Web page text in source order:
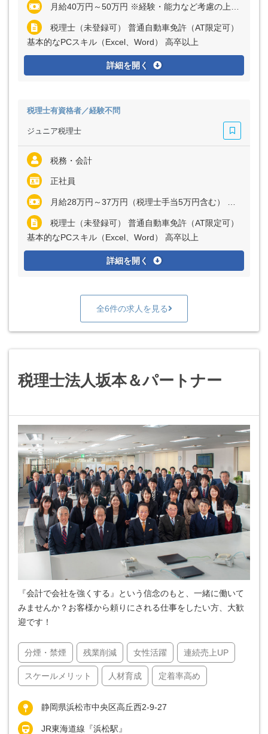
月給40万円～50万円 ※経験・能力など考慮の上、決定いたします ※残業代は全額支給
税理士（未登録可） 普通自動車免許（AT限定可）
基本的なPCスキル（Excel、Word） 高卒以上
詳細を開く
税理士有資格者／経験不問
ジュニア税理士
税務・会計
正社員
月給28万円～37万円（税理士手当5万円含む） ※経験・能力など考慮の上、決定いたします ※残業代は全額支給
税理士（未登録可） 普通自動車免許（AT限定可）
基本的なPCスキル（Excel、Word） 高卒以上
詳細を開く
全6件の求人を見る
税理士法人坂本＆パートナー
『会計で会社を強くする』という信念のもと、一緒に働いて
みませんか？お客様から頼りにされる仕事をしたい方、大歓
迎です！
分煙・禁煙 残業削減 女性活躍 連続売上UP
スケールメリット 人材育成 定着率高め
静岡県浜松市中央区高丘西2-9-27
JR東海道線『浜松駅』